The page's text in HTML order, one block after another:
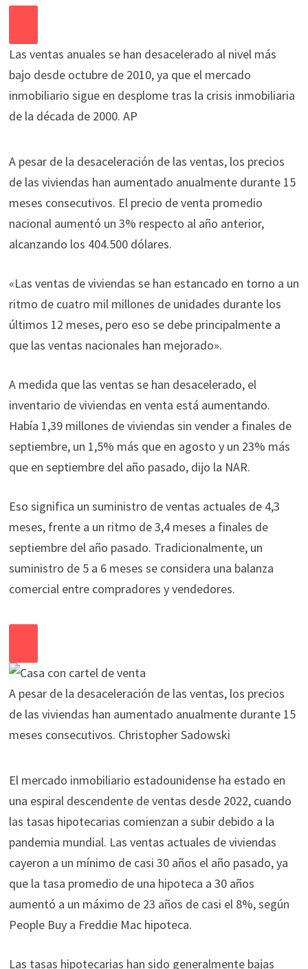
Las ventas anuales se han desacelerado al nivel más
bajo desde octubre de 2010, ya que el mercado
inmobiliario sigue en desplome tras la crisis inmobiliaria
de la década de 2000. AP
A pesar de la desaceleración de las ventas, los precios
de las viviendas han aumentado anualmente durante 15
meses consecutivos. El precio de venta promedio
nacional aumentó un 3% respecto al año anterior,
alcanzando los 404.500 dólares.
«Las ventas de viviendas se han estancado en torno a un
ritmo de cuatro mil millones de unidades durante los
últimos 12 meses, pero eso se debe principalmente a
que las ventas nacionales han mejorado».
A medida que las ventas se han desacelerado, el
inventario de viviendas en venta está aumentando.
Había 1,39 millones de viviendas sin vender a finales de
septiembre, un 1,5% más que en agosto y un 23% más
que en septiembre del año pasado, dijo la NAR.
Eso significa un suministro de ventas actuales de 4,3
meses, frente a un ritmo de 3,4 meses a finales de
septiembre del año pasado. Tradicionalmente, un
suministro de 5 a 6 meses se considera una balanza
comercial entre compradores y vendedores.
A pesar de la desaceleración de las ventas, los precios
de las viviendas han aumentado anualmente durante 15
meses consecutivos. Christopher Sadowski
El mercado inmobiliario estadounidense ha estado en
una espiral descendente de ventas desde 2022, cuando
las tasas hipotecarias comienzan a subir debido a la
pandemia mundial. Las ventas actuales de viviendas
cayeron a un mínimo de casi 30 años el año pasado, ya
que la tasa promedio de una hipoteca a 30 años
aumentó a un máximo de 23 años de casi el 8%, según
People Buy a Freddie Mac hipoteca.
Las tasas hipotecarias han sido generalmente bajas